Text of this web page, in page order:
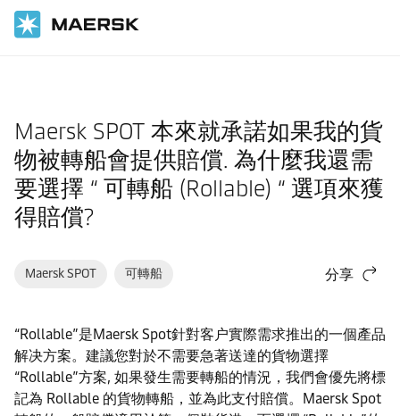
Maersk SPOT 本來就承諾如果我的貨
物被轉船會提供賠償. 為什麼我還需
要選擇 “ 可轉船 (Rollable) “ 選項來獲
得賠償?
Maersk SPOT 可轉船 分享
“Rollable”是Maersk Spot針對客户實際需求推出的一個產品
解决方案。建議您對於不需要急著送達的貨物選擇
“Rollable”方案, 如果發生需要轉船的情況，我們會優先將標
記為 Rollable 的貨物轉船，並為此支付賠償。Maersk Spot